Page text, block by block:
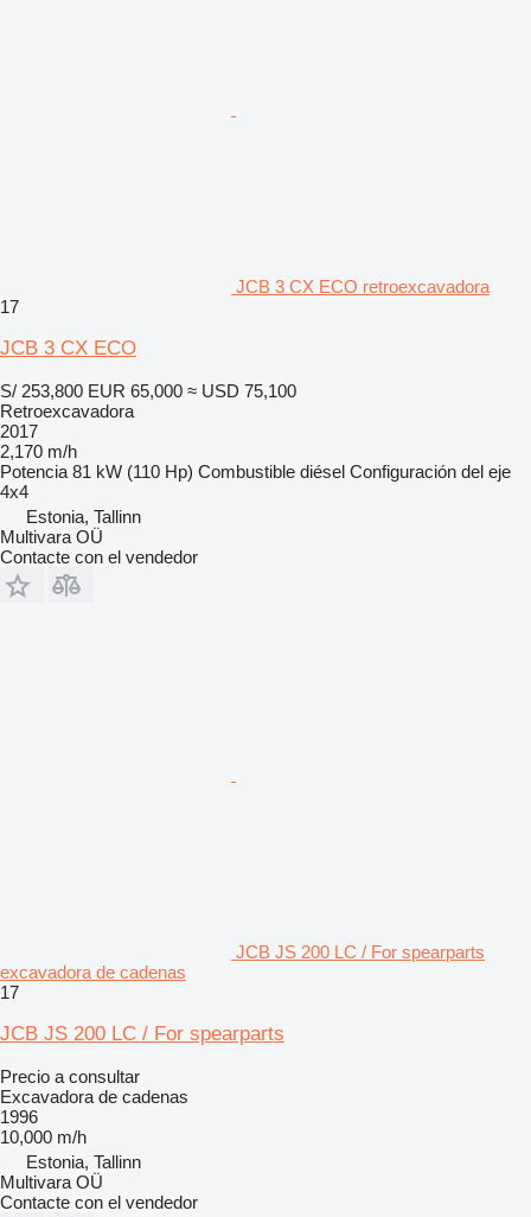
JCB 3 CX ECO retroexcavadora
17
JCB 3 CX ECO
S/ 253,800 EUR 65,000 ≈ USD 75,100
Retroexcavadora
2017
2,170 m/h
Potencia 81 kW (110 Hp) Combustible diésel Configuración del eje
4x4
Estonia, Tallinn
Multivara OÜ
Contacte con el vendedor
JCB JS 200 LC / For spearparts
excavadora de cadenas
17
JCB JS 200 LC / For spearparts
Precio a consultar
Excavadora de cadenas
1996
10,000 m/h
Estonia, Tallinn
Multivara OÜ
Contacte con el vendedor